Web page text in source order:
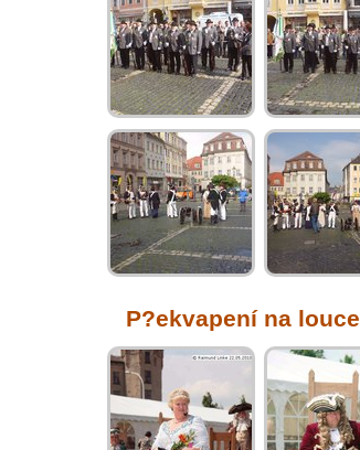
P?ekvapení na louce